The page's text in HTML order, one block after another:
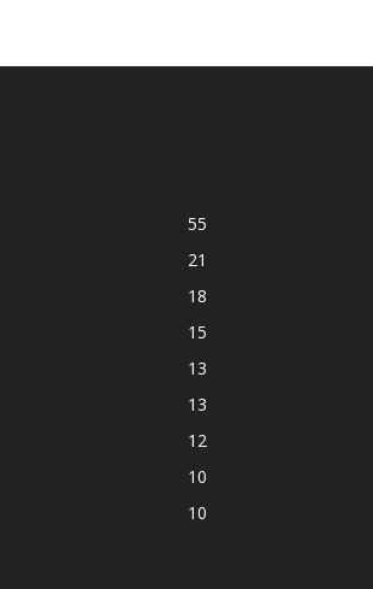
55
21
18
15
13
13
12
10
10